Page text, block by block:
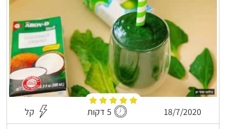
18/7/2020 5 דקות קל